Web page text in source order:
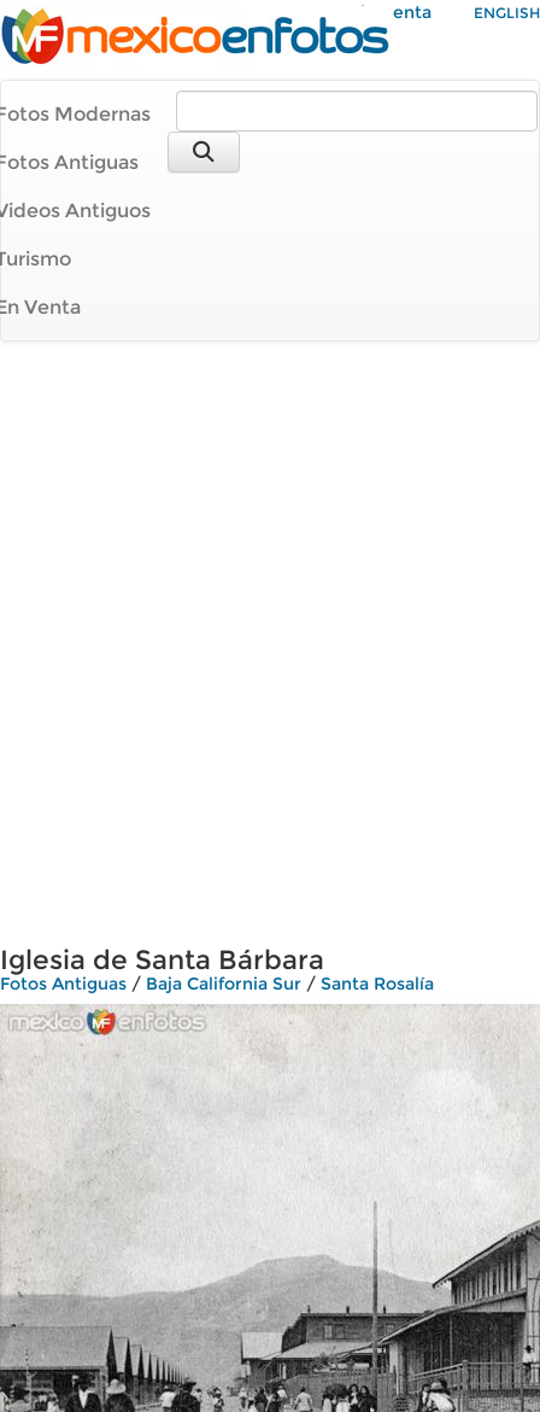
Mi Cuenta ENGLISH
Modernas
Antiguas
Antiguos
Venta
Iglesia de Santa Bárbara
Fotos Antiguas / Baja California Sur / Santa Rosalía